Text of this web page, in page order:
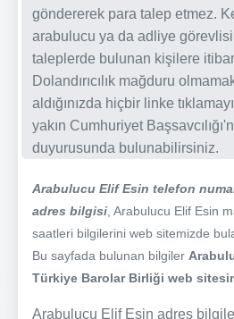
göndererek para talep etmez.
arabulucu ya da adliye görevlisi
taleplerde bulunan kişilere
Dolandırıcılık mağduru
aldığınızda hiçbir linke
yakın Cumhuriyet
duyurusunda bulunabilirsiniz.
Arabulucu Elif Esin telefon
adres bilgisi , Arabulucu Elif Esin
saatleri bilgilerini web sitemizde
Bu sayfada bulunan bilgiler
Türkiye Barolar Birliği web
Arabulucu Elif Esin adres